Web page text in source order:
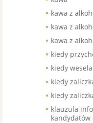
kawa z
kawa z
kawa z
kiedy
kiedy
kiedy
kiedy
klauzula
kandydatów